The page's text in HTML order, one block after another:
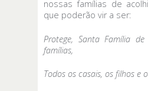
nossas famílias de
que poderão vir a ser:
Protege, Santa Família
famílias,
Todos os casais, os filhos e